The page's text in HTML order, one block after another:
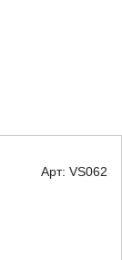
Арт: VS062